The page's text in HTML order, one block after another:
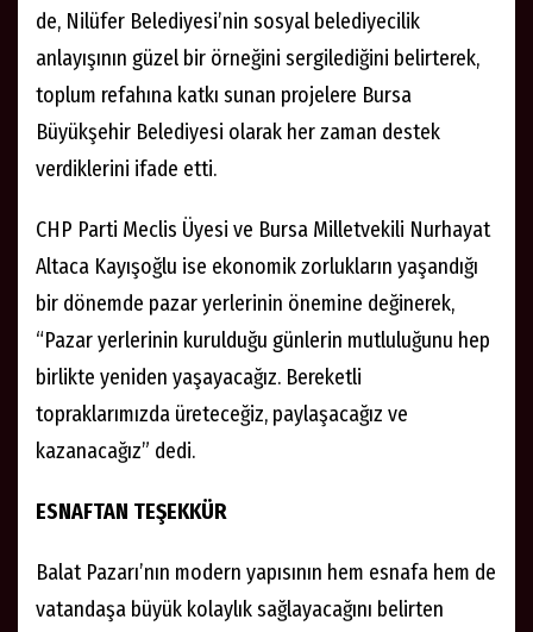
de, Nilüfer Belediyesi’nin sosyal belediyecilik
anlayışının güzel bir örneğini sergilediğini belirterek,
toplum refahına katkı sunan projelere Bursa
Büyükşehir Belediyesi olarak her zaman destek
verdiklerini ifade etti.
CHP Parti Meclis Üyesi ve Bursa Milletvekili Nurhayat
Altaca Kayışoğlu ise ekonomik zorlukların yaşandığı
bir dönemde pazar yerlerinin önemine değinerek,
“Pazar yerlerinin kurulduğu günlerin mutluluğunu hep
birlikte yeniden yaşayacağız. Bereketli
topraklarımızda üreteceğiz, paylaşacağız ve
kazanacağız” dedi.
ESNAFTAN TEŞEKKÜR
Balat Pazarı’nın modern yapısının hem esnafa hem de
vatandaşa büyük kolaylık sağlayacağını belirten